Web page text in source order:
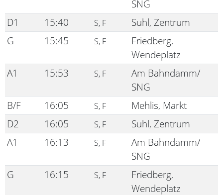
SNG
D1
15:40 S, F
Suhl, Zentrum
G
15:45 S, F
Friedberg,
Wendeplatz
A1
15:53 S, F
Am Bahndamm/
SNG
B/F
16:05 S, F
Mehlis, Markt
D2
16:05 S, F
Suhl, Zentrum
A1
16:13 S, F
Am Bahndamm/
SNG
G
16:15 S, F
Friedberg,
Wendeplatz